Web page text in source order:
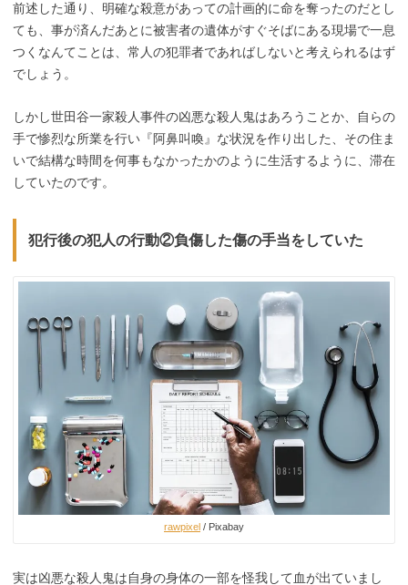
前述した通り、明確な殺意があっての計画的に命を奪ったのだとし
ても、事が済んだあとに被害者の遺体がすぐそばにある現場で一息
つくなんてことは、常人の犯罪者であればしないと考えられるはず
でしょう。
しかし世田谷一家殺人事件の凶悪な殺人鬼はあろうことか、自らの
手で惨烈な所業を行い『阿鼻叫喚』な状況を作り出した、その住ま
いで結構な時間を何事もなかったかのように生活するように、滞在
していたのです。
犯行後の犯人の行動②負傷した傷の手当をしていた
rawpixel / Pixabay
実は凶悪な殺人鬼は自身の身体の一部を怪我して血が出ていまし